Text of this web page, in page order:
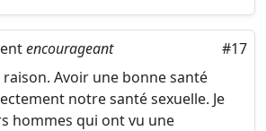
encourageant
#17
raison. Avoir une bonne santé
notre santé sexuelle. Je
hommes qui ont vu une